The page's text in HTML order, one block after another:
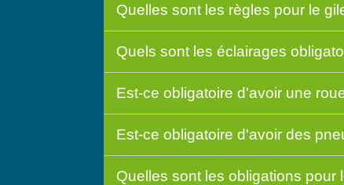
Quelles sont les règles pour le
Quels sont les éclairages
Est-ce obligatoire d'avoir une
Est-ce obligatoire d'avoir des
Quelles sont les obligations pour